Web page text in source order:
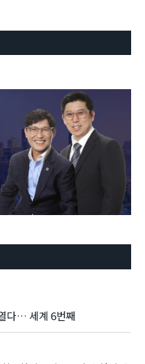
다… 세계 6번째